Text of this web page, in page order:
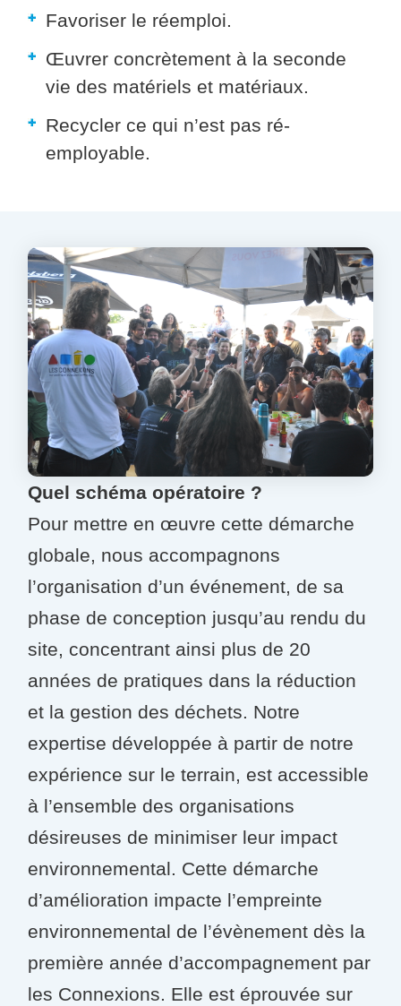
Favoriser le réemploi.
Œuvrer concrètement à la seconde
vie des matériels et matériaux.
Recycler ce qui n’est pas ré-
employable.
Quel schéma opératoire ?
Pour mettre en œuvre cette démarche
globale, nous accompagnons
l’organisation d’un événement, de sa
phase de conception jusqu’au rendu du
site, concentrant ainsi plus de 20
années de pratiques dans la réduction
et la gestion des déchets. Notre
expertise développée à partir de notre
expérience sur le terrain, est accessible
à l’ensemble des organisations
désireuses de minimiser leur impact
environnemental. Cette démarche
d’amélioration impacte l’empreinte
environnemental de l’évènement dès la
première année d’accompagnement par
les Connexions. Elle est éprouvée sur